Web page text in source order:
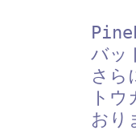
バッ
さら
ト
おり